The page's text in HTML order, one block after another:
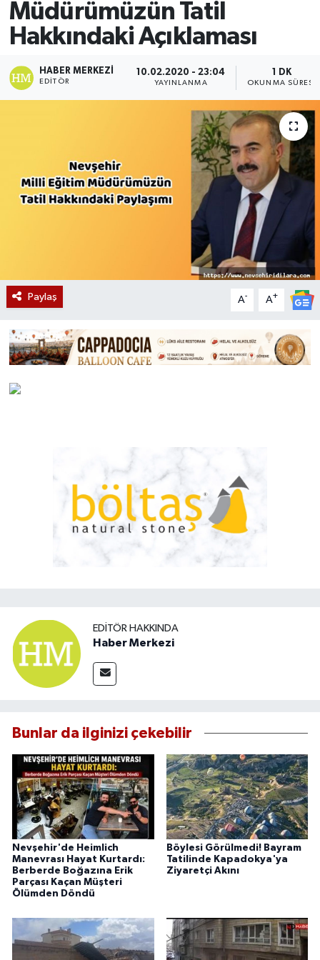
Müdürümüzün Tatil
Hakkındaki Açıklaması
HABER MERKEZI
EDITÖR
10.02.2020 - 23:04
YAYINLANMA
1 DK
OKUNMA SÜRESI
Paylaş A- A+
EDITÖR HAKKINDA
Haber Merkezi
Bunlar da ilginizi çekebilir
Nevşehir'de Heimlich
Manevrası Hayat Kurtardı:
Berberde Boğazına Erik
Parçası Kaçan Müşteri
Ölümden Döndü
Böylesi Görülmedi! Bayram
Tatilinde Kapadokya'ya
Ziyaretçi Akını